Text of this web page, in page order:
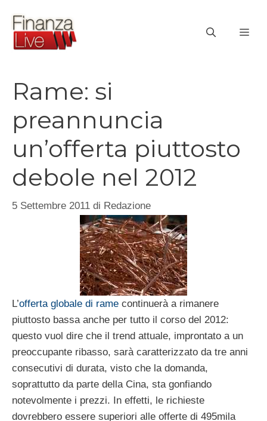
contenuto
Rame: si
preannuncia
un’offerta piuttosto
debole nel 2012
5 Settembre 2011 di Redazione
L’offerta globale di rame continuerà a rimanere
piuttosto bassa anche per tutto il corso del 2012:
questo vuol dire che il trend attuale, improntato a un
preoccupante ribasso, sarà caratterizzato da tre anni
consecutivi di durata, visto che la domanda,
soprattutto da parte della Cina, sta gonfiando
notevolmente i prezzi. In effetti, le richieste
dovrebbero essere superiori alle offerte di 495mila